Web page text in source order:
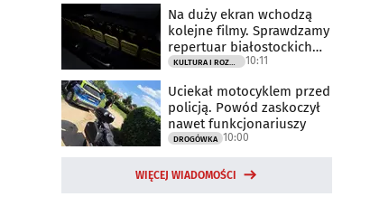
Na duży ekran wchodzą
kolejne filmy. Sprawdzamy
repertuar białostockich
kin
10:11
Uciekał motocyklem przed
policją. Powód zaskoczył
nawet funkcjonariuszy
DROGÓWKA 10:00
WIĘCEJ WIADOMOŚCI